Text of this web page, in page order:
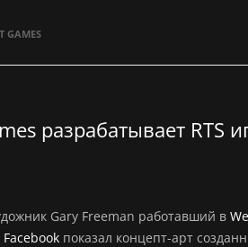
GAMES
разрабатывает RTS
Gary Freeman работавший в
Facebook показал концепт-арт